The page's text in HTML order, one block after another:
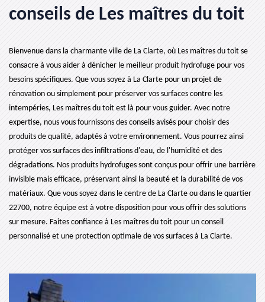
conseils de Les maîtres du toit
Bienvenue dans la charmante ville de La Clarte, où Les maîtres du toit se
consacre à vous aider à dénicher le meilleur produit hydrofuge pour vos
besoins spécifiques. Que vous soyez à La Clarte pour un projet de
rénovation ou simplement pour préserver vos surfaces contre les
intempéries, Les maîtres du toit est là pour vous guider. Avec notre
expertise, nous vous fournissons des conseils avisés pour choisir des
produits de qualité, adaptés à votre environnement. Vous pourrez ainsi
protéger vos surfaces des infiltrations d'eau, de l'humidité et des
dégradations. Nos produits hydrofuges sont conçus pour offrir une barrière
invisible mais efficace, préservant ainsi la beauté et la durabilité de vos
matériaux. Que vous soyez dans le centre de La Clarte ou dans le quartier
22700, notre équipe est à votre disposition pour vous offrir des solutions
sur mesure. Faites confiance à Les maîtres du toit pour un conseil
personnalisé et une protection optimale de vos surfaces à La Clarte.